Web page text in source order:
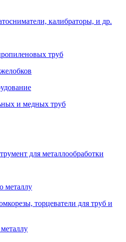
калибраторы, и др.
труб
и медных труб
для металлообработки
металлу
торцеватели для труб и